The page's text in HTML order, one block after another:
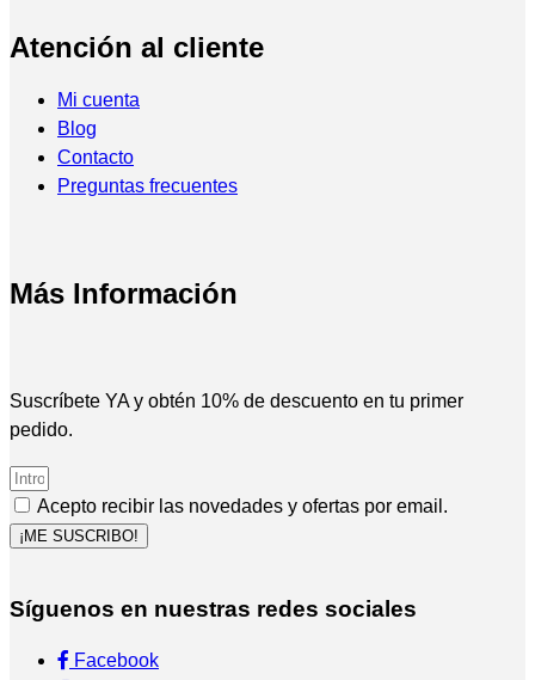
Atención al cliente
Mi cuenta
Blog
Contacto
Preguntas frecuentes
Más Información
Suscríbete YA y obtén 10% de descuento en tu primer
pedido.
Acepto recibir las novedades y ofertas por email.
¡ME SUSCRIBO!
Síguenos en nuestras redes sociales
Facebook